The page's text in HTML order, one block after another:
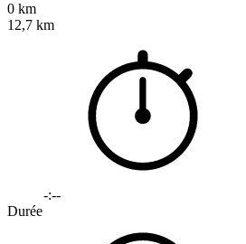
0 km
12,7 km
-:--
Durée